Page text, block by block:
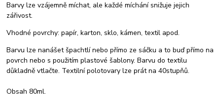
Barvy lze vzájemně míchat, ale každé míchání snižuje jejich
zářivost.
Vhodné povrchy: papír, karton, sklo, kámen, textil apod.
Barvu lze nanášet špachtlí nebo přímo ze sáčku a to buď přímo na
povrch nebo s použitím plastové šablony. Barvu do textilu
důkladně vtlačte. Textilní polotovary lze prát na 40stupňů.
Obsah 80ml.